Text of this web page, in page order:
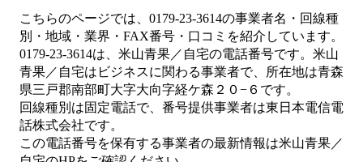
こちらのページでは、 0179-23-3614の事業者名・回線種
別・地域・業界・FAX番号・口コミを紹介しています。
0179-23-3614は、 米山青果／自宅の電話番号です。 米山
青果／自宅は ビジネスに関わる事業者で、所在地は青森
県三戸郡南部町大字大向字経ケ森２０−６ です。
回線種別は固定電話で、番号提供事業者は東日本電信電
話株式会社です。
この電話番号を保有する事業者の最新情報は米山青果／